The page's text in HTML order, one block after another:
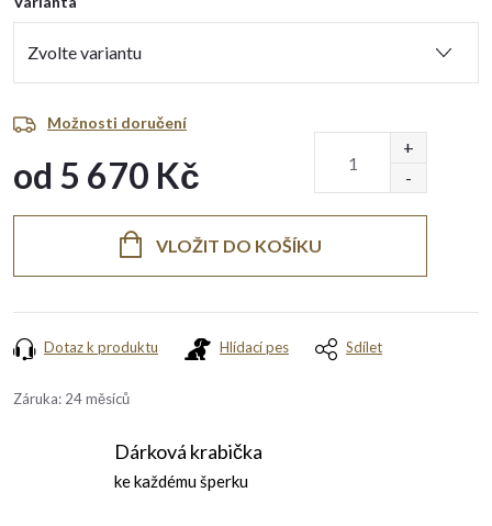
Možnosti doručení
od 5 670 Kč
VLOŽIT DO KOŠÍKU
Dotaz k produktu Hlídací pes Sdílet
Záruka: 24 měsíců
Dárková krabička
ke každému šperku